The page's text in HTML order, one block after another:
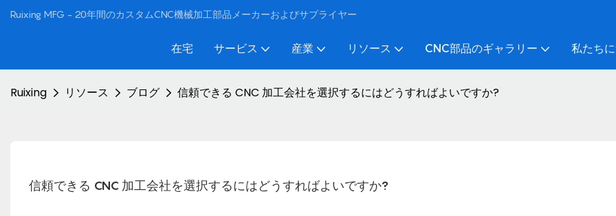
Ruixing MFG - 20年間のカスタムCNC機械加工部品メーカーおよびサプライヤー
在宅 サービス 産業 リソース CNC部品のギャラリー 私たち
Ruixing リソース ブログ 信頼できる CNC 加工会社を選択するにはどうすればよいですか?
信頼できる CNC 加工会社を選択するにはどうすればよいですか?